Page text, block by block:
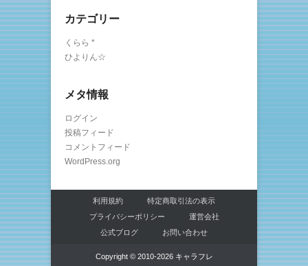
カテゴリー
くらら *
ひよりん☆
メタ情報
ログイン
投稿フィード
コメントフィード
WordPress.org
利用規約
特定商取引法の表示
プライバシーポリシー
運営会社
公式ブログ
お問い合わせ
Copyright © 2010-2026 キャラフレ